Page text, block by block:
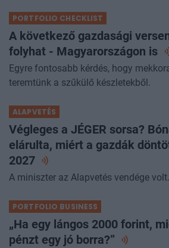
PORTFOLIO CHECKLIST
A következő gazdasági
folyhat - Magyarországon is
Egyre fontosabb kérdés, hogy
teremtünk a szűkülő készletekből.
ALAPVETÉS
Végleges a JÉGER sorsa?
elárulta, miért a gazdák
2027
A miniszter az Alapvetés vendége volt.
PORTFOLIO BUSINESS
„Ha egy lángos 2000 forint,
pénzt egy jó borra?”